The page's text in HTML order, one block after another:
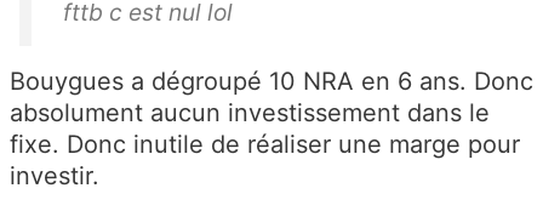
fttb c est nul lol
Bouygues a dégroupé 10 NRA en 6 ans. Donc
absolument aucun investissement dans le
fixe. Donc inutile de réaliser une marge pour
investir.